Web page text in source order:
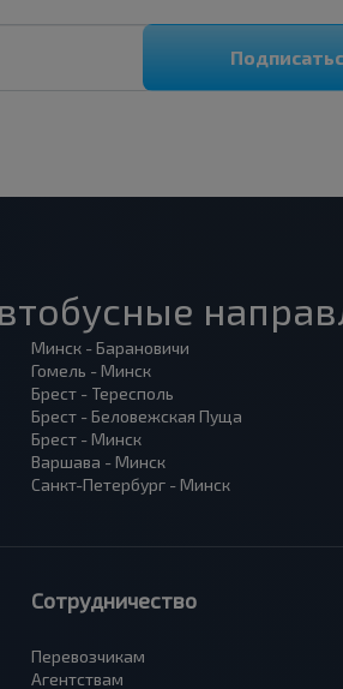
Минск - Барановичи
Гомель - Минск
Брест - Тересполь
Брест - Беловежская Пуща
Брест - Минск
Варшава - Минск
Санкт-Петербург - Минск
Сотрудничество
Перевозчикам
Агентствам